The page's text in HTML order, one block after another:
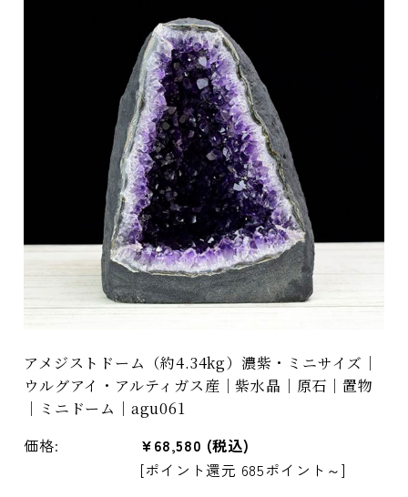
アメジストドーム（約4.34kg）濃紫・ミニサイズ｜
ウルグアイ・アルティガス産｜紫水晶｜原石｜置物
｜ミニドーム｜agu061
価格: ¥68,580 (税込)
[ポイント還元 685ポイント～]